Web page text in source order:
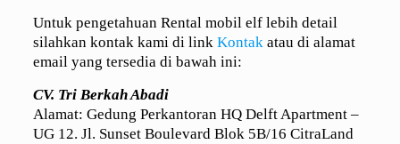
Untuk pengetahuan Rental mobil elf lebih detail
silahkan kontak kami di link Kontakatau di alamat
email yang tersedia di bawah ini:
CV. Tri Berkah Abadi
Alamat: Gedung Perkantoran HQ Delft Apartment –
UG 12. Jl. Sunset Boulevard Blok 5B/16 CitraLand